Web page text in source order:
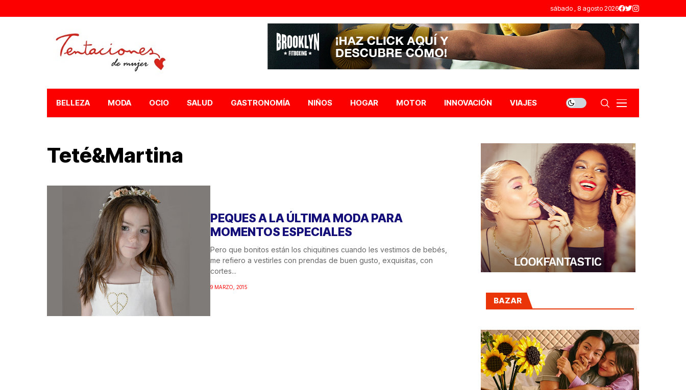
sábado , 8 agosto 2026
BELLEZA MODA OCIO SALUD GASTRONOMÍA NIÑOS HOGAR MOTOR INNOVACIÓN VIAJES
Teté&Martina
PEQUES A LA ÚLTIMA MODA PARA
MOMENTOS ESPECIALES
Pero que bonitos están los chiquitines cuando les vestimos de bebés,
me refiero a vestirles con prendas de buen gusto, exquisitas, con
cortes...
9 MARZO, 2015
BAZAR